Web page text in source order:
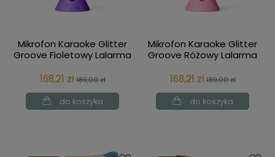
Mikrofon Karaoke Glitter
Groove Fioletowy Lalarma
168,21 zł189,00 zł
do koszyka
Mikrofon Karaoke Glitter
Groove Różowy Lalarma
168,21 zł189,00 zł
do koszyka